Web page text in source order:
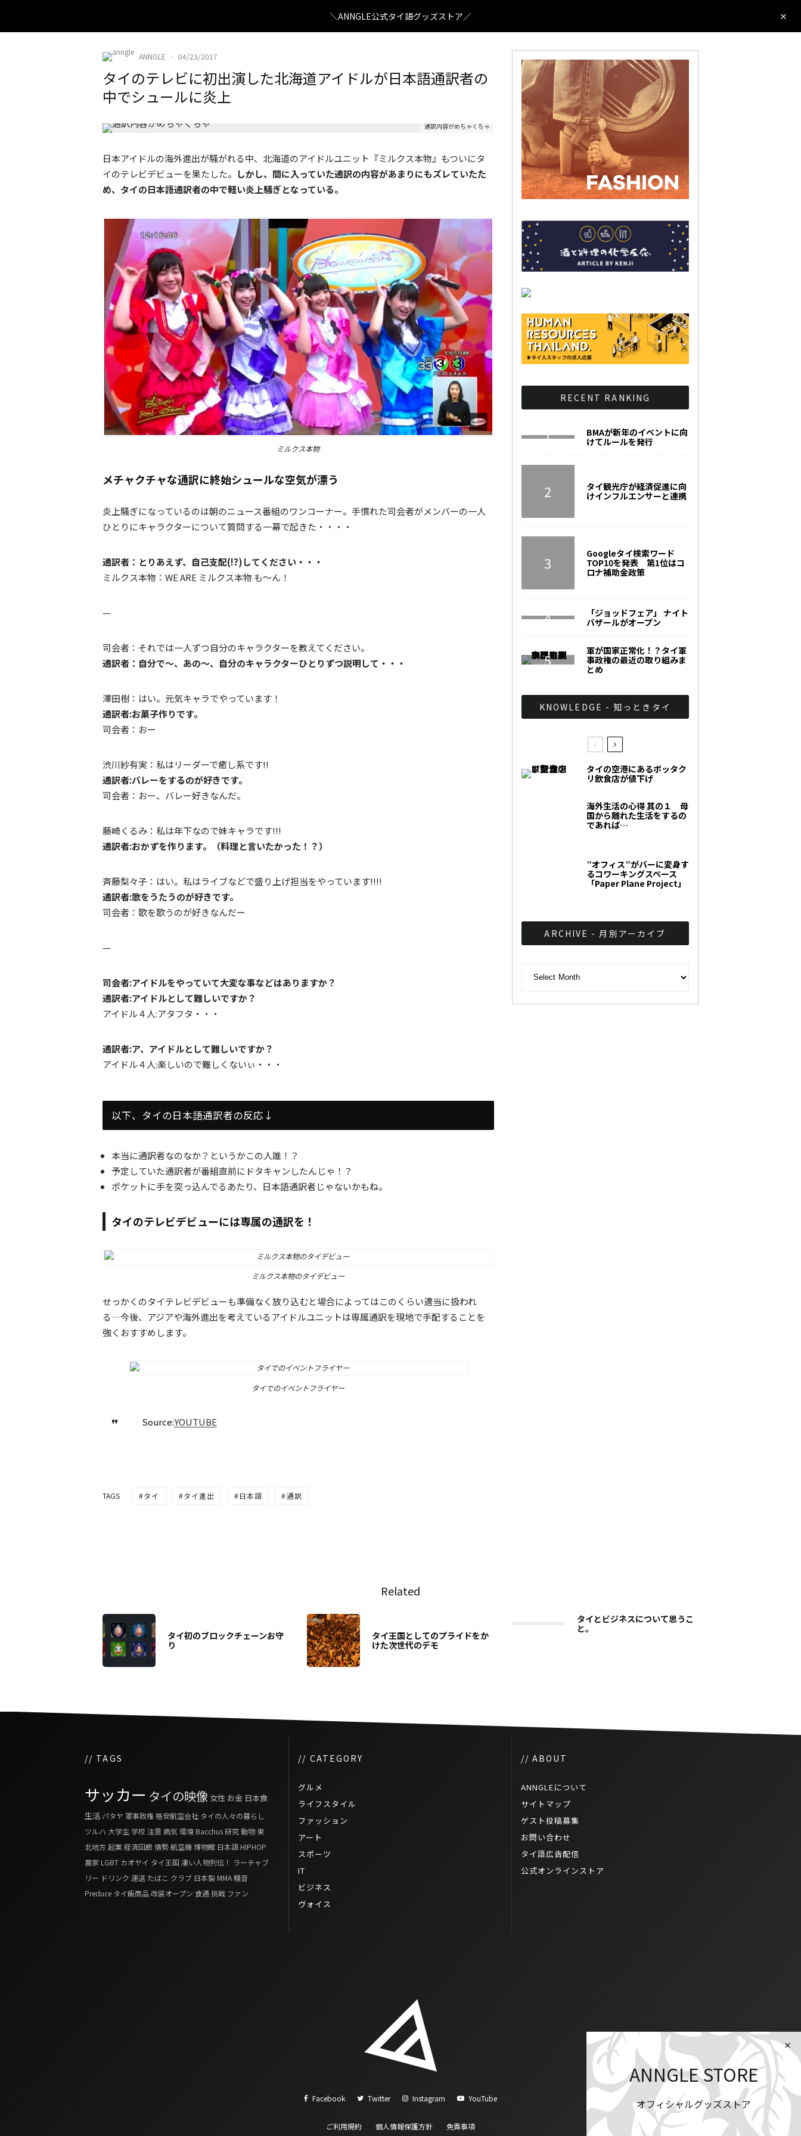
＼ANNGLE公式タイ語グッズストア／
ANNGLE · 04/23/2017
タイのテレビに初出演した北海道アイドルが日本語通訳者の
中でシュールに炎上
通訳内容がめちゃくちゃ
日本アイドルの海外進出が騒がれる中、北海道のアイドルユニット『ミルクス本物』もついにタ
イのテレビデビューを果たした。 しかし、間に入っていた通訳の内容があまりにもズレていたた
め、タイの日本語通訳者の中で軽い炎上騒ぎとなっている。
ミルクス本物
メチャクチャな通訳に終始シュールな空気が漂う
炎上騒ぎになっているのは朝のニュース番組のワンコーナー。手慣れた司会者がメンバーの一人
ひとりにキャラクターについて質問する一幕で起きた・・・・
通訳者：とりあえず、自己支配(!?)してください・・・
ミルクス本物：WE ARE ミルクス本物 も〜ん！
—
司会者：それでは一人ずつ自分のキャラクターを教えてください。
通訳者：自分で〜、あの〜、自分のキャラクターひとりずつ説明して・・・
澤田樹：はい。元気キャラでやっています！
通訳者:お菓子作りです。
司会者：おー
渋川紗有実：私はリーダーで癒し系です!!
通訳者:バレーをするのが好きです。
司会者：おー、バレー好きなんだ。
藤崎くるみ：私は年下なので妹キャラです!!!
通訳者:おかずを作ります。（料理と言いたかった！？）
斉藤梨々子：はい。私はライブなどで盛り上げ担当をやっています!!!!
通訳者:歌をうたうのが好きです。
司会者：歌を歌うのが好きなんだー
—
司会者:アイドルをやっていて大変な事などはありますか？
通訳者:アイドルとして難しいですか？
アイドル４人:アタフタ・・・
通訳者:ア、アイドルとして難しいですか？
アイドル４人:楽しいので難しくないぃ・・・
以下、タイの日本語通訳者の反応↓
本当に通訳者なのなか？というかこの人誰！？
予定していた通訳者が番組直前にドタキャンしたんじゃ！？
ポケットに手を突っ込んでるあたり、日本語通訳者じゃないかもね。
タイのテレビデビューには専属の通訳を！
ミルクス本物のタイデビュー
せっかくのタイテレビデビューも準備なく放り込むと場合によってはこのくらい適当に扱われ
る…今後、アジアや海外進出を考えているアイドルユニットは専属通訳を現地で手配することを
強くおすすめします。
タイでのイベントフライヤー
Source:YOUTUBE
TAGS タイ タイ進出 日本語 通訳
RECENT RANKING
BMAが新年のイベントに向
けてルールを発行
タイ観光庁が経済促進に向
けインフルエンサーと連携
Googleタイ検索ワード
TOP10を発表 第1位はコ
ロナ補助金政策
「ジョッドフェア」 ナイト
バザールがオープン
軍が国家正常化！？タイ軍
事政権の最近の取り組みま
とめ
KNOWLEDGE - 知っときタイ
タイの空港にあるボッタク
リ飲食店が値下げ
海外生活の心得 其の１ 母
国から離れた生活をするの
であれば…
”オフィス”がバーに変身す
るコワーキングスペース
「Paper Plane Project」
ARCHIVE - 月別アーカイブ
Related
タイ初のブロックチェーンお守
り
タイ王国としてのプライドをか
けた次世代のデモ
タイとビジネスについて思うこ
と。
// TAGS
サッカー タイの映像 女性 お金 日本食
生活 パタヤ 軍事政権格安航空会社 タイの人々の暮らし
ツルハ 大学生 学校 注意 病気 環境Bacchus研究動物 東
北地方起業経済回廊 情勢航空機博物館 日本語HIPHOP
農家 LGBT カオヤイ タイ王国 凄い人物列伝！ ラーチャブ
リー ドリンク 運送 たばこ クラブ 日本製MMA 騒音
Preduce タイ飯商品改装オープン 食通 挑戦 ファン
// CATEGORY
グルメ
ライフスタイル
ファッション
アート
スポーツ
IT
ビジネス
ヴォイス
// ABOUT
ANNGLEについて
サイトマップ
ゲスト投稿募集
お問い合わせ
タイ語広告配信
公式オンラインストア
Facebook Twitter Instagram YouTube
ご利用規約 個人情報保護方針 免責事項
ANNGLE STORE
オフィシャルグッズストア